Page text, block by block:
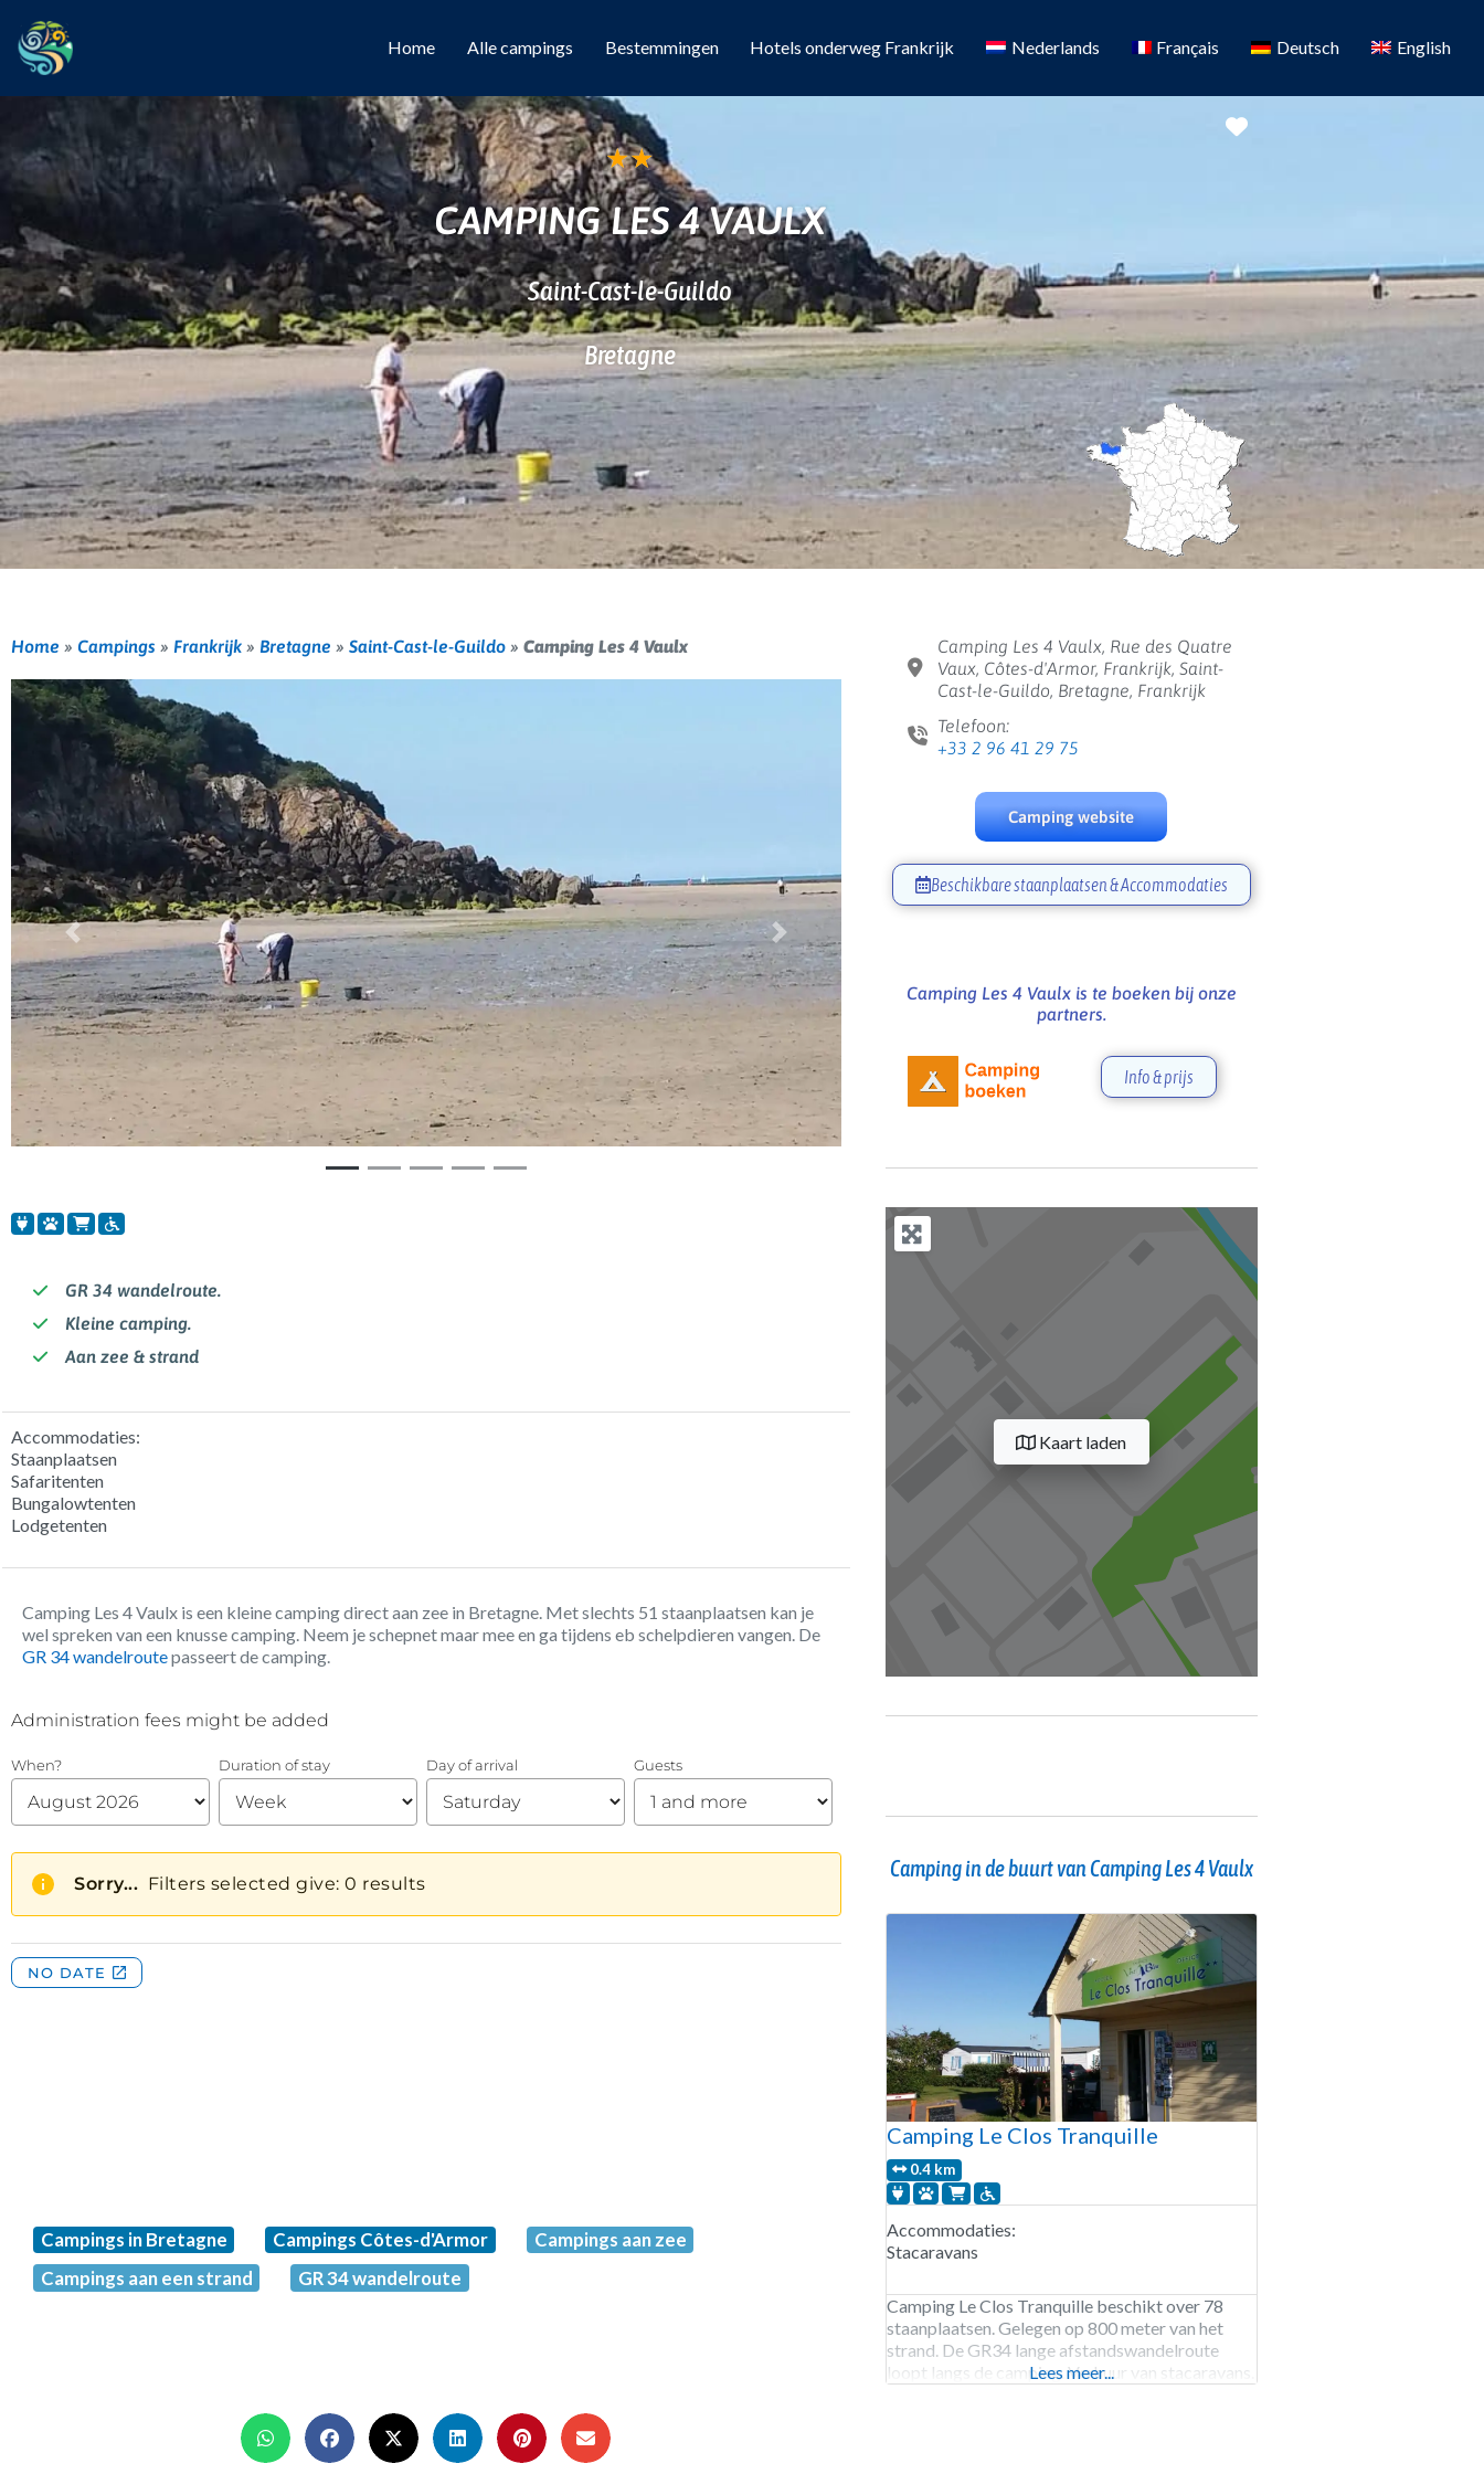
Home Alle campings Bestemmingen Hotels onderweg Frankrijk Nederlands Français Deutsch English
Favoriete
★★
CAMPING LES 4 VAULX
Saint-Cast-le-Guildo
Bretagne
Home » Campings » Frankrijk » Bretagne » Saint-Cast-le-Guildo » Camping Les 4 Vaulx
Vorige Volgende
GR 34 wandelroute.
Kleine camping.
Aan zee & strand
Accommodaties:
Staanplaatsen
Safaritenten
Bungalowtenten
Lodgetenten
Camping Les 4 Vaulx is een kleine camping direct aan zee in Bretagne. Met slechts 51 staanplaatsen kan je
wel spreken van een knusse camping. Neem je schepnet maar mee en ga tijdens eb schelpdieren vangen. De
GR 34 wandelroutepasseert de camping.
Campings in Bretagne Campings Côtes-d'Armor
Campings aan zee
Campings aan een strand
GR 34 wandelroute
Camping Les 4 Vaulx, Rue des Quatre
Vaux, Côtes-d'Armor, Frankrijk, Saint-
Cast-le-Guildo, Bretagne, Frankrijk
Telefoon:
+33 2 96 41 29 75
Camping website
Beschikbare staanplaatsen & Accommodaties
Camping Les 4 Vaulx is te boeken bij onze
partners.
Info & prijs
Kaart laden
Camping in de buurt van Camping Les 4 Vaulx
Camping Le Clos Tranquille
0.4 km
Accommodaties:
Stacaravans
Camping Le Clos Tranquille beschikt over 78
staanplaatsen. Gelegen op 800 meter van het
strand. De GR34 lange afstandswandelroute
loopt langs de camping. Verhuur van stacaravans.
Lees meer...